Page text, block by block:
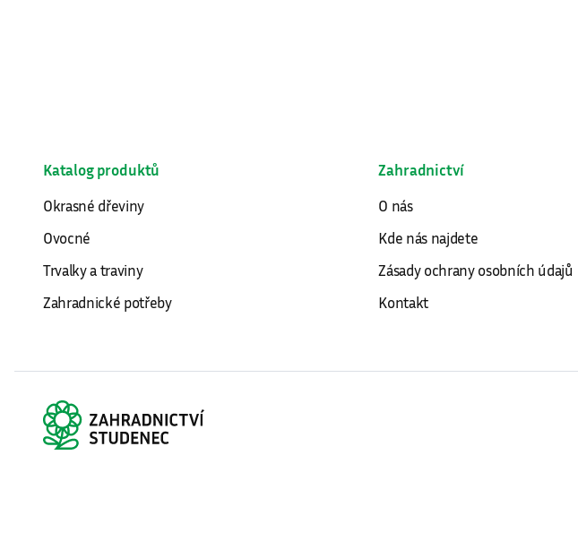
Katalog produktů
Okrasné dřeviny
Ovocné
Trvalky a traviny
Zahradnické potřeby
Zahradnictví
O nás
Kde nás najdete
Zásady ochrany osobních údajů
Kontakt